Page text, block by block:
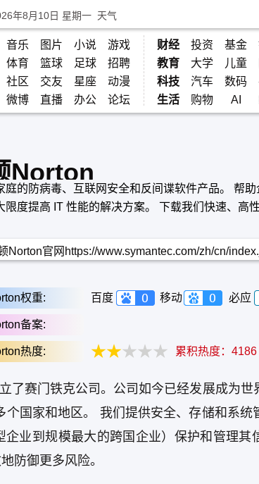
年8月10日 星期一 天气
音乐 图片 小说
游戏
体育
篮球 足球
招聘
社区
交友 星座
动漫
微博
直播 办公 论坛
财经 投资 基金
教育
大学 儿童
科技
汽车 数码
生活
购物 AI
Norton
庭的防病毒、互联网安全和反间谍软件产品。 帮助
限度提高 IT 性能的解决方案。 下载我们快速、高
Norton官网https://www.symantec.com/zh/cn/
权重: 百度 移动 必应
备案:
热度: 累积热度： 4186
了赛门铁克公司。公司如今已经发展成为世
国家和地区。 我们提供安全、存储和系统
业到规模最大的跨国企业）保护和管理其
防御更多风险。